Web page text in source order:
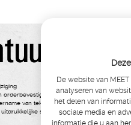
van tekst ,foto’s , video’s ,
schriftelijke toestemming
De website van
analyseren van
het delen van
sociale media en
informatie die u aan